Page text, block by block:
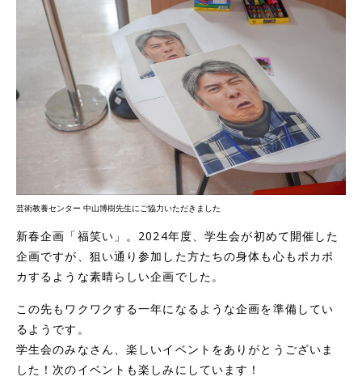
芸術教養センター 中山博樹先生にご協力いただきました
新春企画「福笑い」。2024年度、学生会が初めて開催した
企画ですが、狙い通り参加した方たちの身体も心もポカポ
カするような素晴らしい企画でした。
この先もワクワクする一年になるような企画を準備してい
るようです。
学生会のみなさん、楽しいイベントをありがとうございま
した！次のイベントも楽しみにしています！